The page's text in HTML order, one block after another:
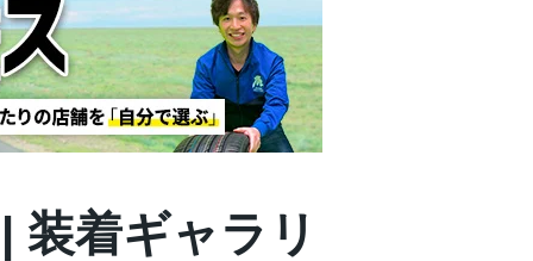
装着ギャラリ